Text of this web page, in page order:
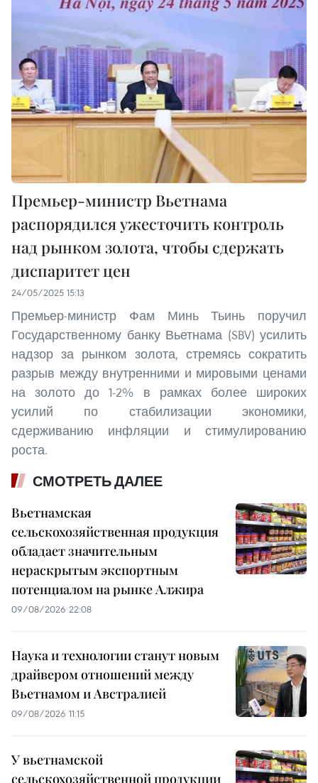
Премьер-министр Вьетнама
распорядился ужесточить контроль
над рынком золота, чтобы сдержать
диспаритет цен
24/05/2025 15:13
Премьер-министр Фам Минь Тьинь поручил
Государственному банку Вьетнама (SBV) усилить
надзор за рынком золота, стремясь сократить
разрыв между внутренними и мировыми ценами
на золото до 1-2% в рамках более широких
усилий по стабилизации экономики,
сдерживанию инфляции и стимулированию
роста.
СМОТРЕТЬ ДАЛЕЕ
Вьетнамская
сельскохозяйственная продукция
обладает значительным
нераскрытым экспортным
потенциалом на рынке Алжира
09/08/2026 22:08
Наука и технологии станут новым
драйвером отношений между
Вьетнамом и Австралией
09/08/2026 11:15
У вьетнамской
сельскохозяйственной продукции